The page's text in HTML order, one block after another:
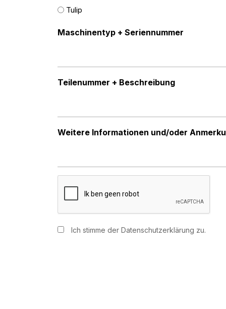
Tulip
Maschinentyp + Seriennummer
Teilenummer + Beschreibung
Weitere Informationen und/oder
Instemming
Ich stimme der Datenschutzerklärung zu.